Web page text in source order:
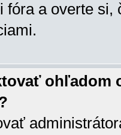
fóra a overte
ohľadom